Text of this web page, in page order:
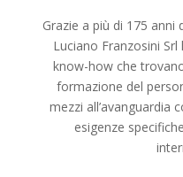
Grazie a più di 175 anni
Luciano Franzosini
know-how che
formazione del
mezzi all’avanguardia
esigenze